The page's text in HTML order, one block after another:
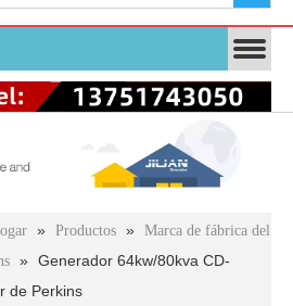
» Productos » Marca de fábrica del
» Generador 64kw/80kva CD-
de Perkins